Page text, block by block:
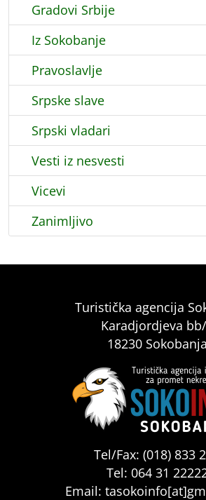
Gradovi Srbije
Iz Sokobanje
Pravoslavlje
Srpske slave
Srpski vladari
Vesti iz nesvesti
Vicevi
Zanimljivo
Turistička agencija
Karadjordjeva
18230 Sokobanja
Tel/Fax: (018) 833
Tel: 064 31
Email: